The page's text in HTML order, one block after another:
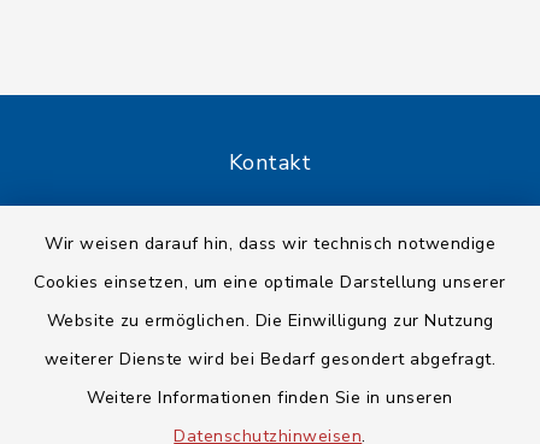
Wir weisen darauf hin, dass wir technisch notwendige
Cookies einsetzen, um eine optimale Darstellung unserer
Website zu ermöglichen. Die Einwilligung zur Nutzung
weiterer Dienste wird bei Bedarf gesondert abgefragt.
Weitere Informationen finden Sie in unseren
Datenschutzhinweisen.
Kontakt
Datenschutz
Impressum
Sitemap